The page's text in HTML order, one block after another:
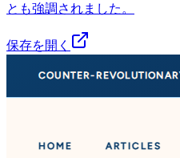
とも強調されました。
保存を開く